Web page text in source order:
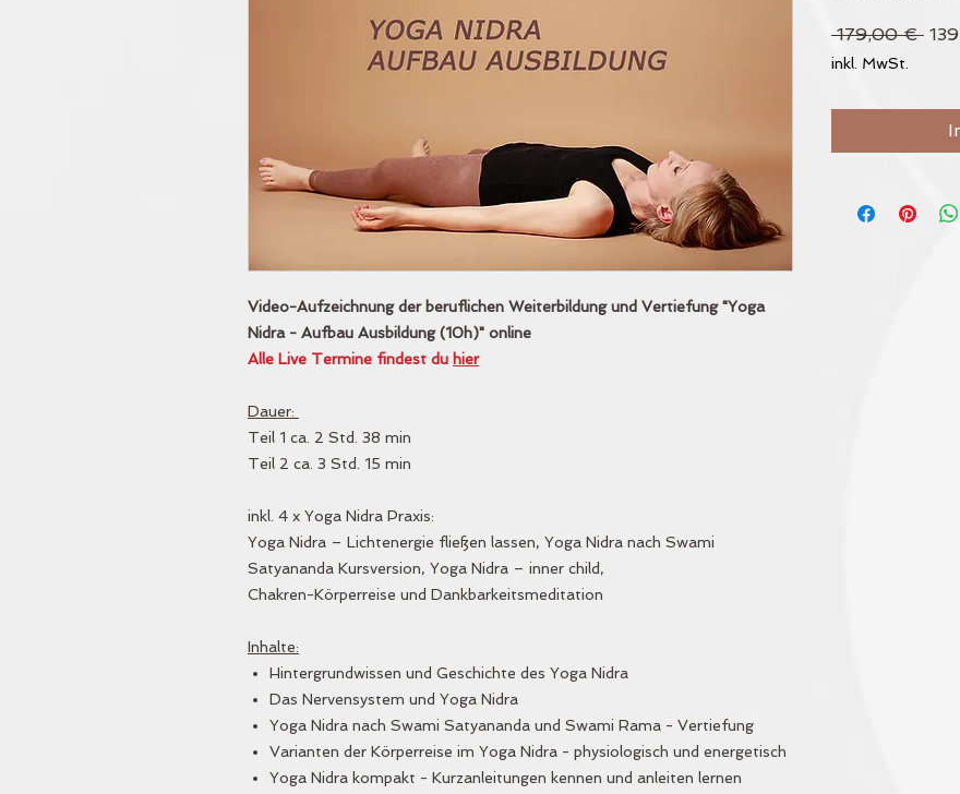
Video-Aufzeichnung der beruflichen Weiterbildung und Vertiefung "Yoga
Nidra - Aufbau Ausbildung (10h)" online
Alle Live Termine findest du hier
Dauer:
Teil 1 ca. 2 Std. 38 min
Teil 2 ca. 3 Std. 15 min
inkl. 4 x Yoga Nidra Praxis:
Yoga Nidra – Lichtenergie fließen lassen, Yoga Nidra nach Swami
Satyananda Kursversion, Yoga Nidra – inner child,
Chakren-Körperreise und Dankbarkeitsmeditation
Inhalte:
Hintergrundwissen und Geschichte des Yoga Nidra
Das Nervensystem und Yoga Nidra
Yoga Nidra nach Swami Satyananda und Swami Rama - Vertiefung
Varianten der Körperreise im Yoga Nidra - physiologisch und energetisch
Yoga Nidra kompakt - Kurzanleitungen kennen und anleiten lernen
179,00 €
inkl. MwSt.